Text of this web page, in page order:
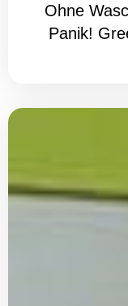
Ohne
Panik!